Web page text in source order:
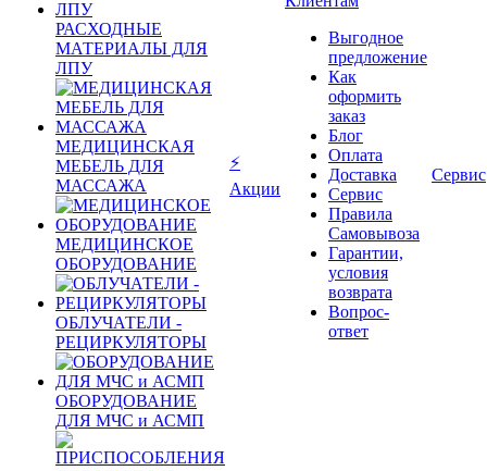
РАСХОДНЫЕ
МАТЕРИАЛЫ ДЛЯ
ЛПУ
МЕДИЦИНСКАЯ
МЕБЕЛЬ ДЛЯ
МАССАЖА
МЕДИЦИНСКОЕ
ОБОРУДОВАНИЕ
ОБЛУЧАТЕЛИ -
РЕЦИРКУЛЯТОРЫ
ОБОРУДОВАНИЕ
ДЛЯ МЧС и АСМП
⚡
Акции
Выгодное
предложение
Как
оформить
заказ
Блог
Оплата
Доставка
Сервис
Правила
Самовывоза
Гарантии,
условия
возврата
Вопрос-
ответ
Сервис